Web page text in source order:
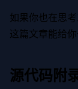
如果你也在思
这篇文章能给你
源代码附